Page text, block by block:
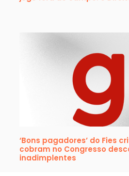
‘Bons pagadores’ do Fies
cobram no Congresso
inadimplentes